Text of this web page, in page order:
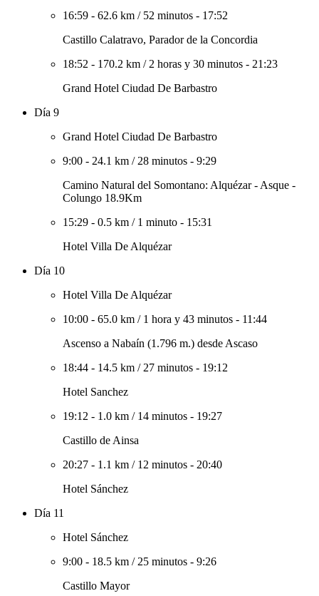
16:59 - 62.6 km / 52 minutos - 17:52
Castillo Calatravo, Parador de la Concordia
18:52 - 170.2 km / 2 horas y 30 minutos - 21:23
Grand Hotel Ciudad De Barbastro
Día 9
Grand Hotel Ciudad De Barbastro
9:00 - 24.1 km / 28 minutos - 9:29
Camino Natural del Somontano: Alquézar - Asque -
Colungo 18.9Km
15:29 - 0.5 km / 1 minuto - 15:31
Hotel Villa De Alquézar
Día 10
Hotel Villa De Alquézar
10:00 - 65.0 km / 1 hora y 43 minutos - 11:44
Ascenso a Nabaín (1.796 m.) desde Ascaso
18:44 - 14.5 km / 27 minutos - 19:12
Hotel Sanchez
19:12 - 1.0 km / 14 minutos - 19:27
Castillo de Ainsa
20:27 - 1.1 km / 12 minutos - 20:40
Hotel Sánchez
Día 11
Hotel Sánchez
9:00 - 18.5 km / 25 minutos - 9:26
Castillo Mayor